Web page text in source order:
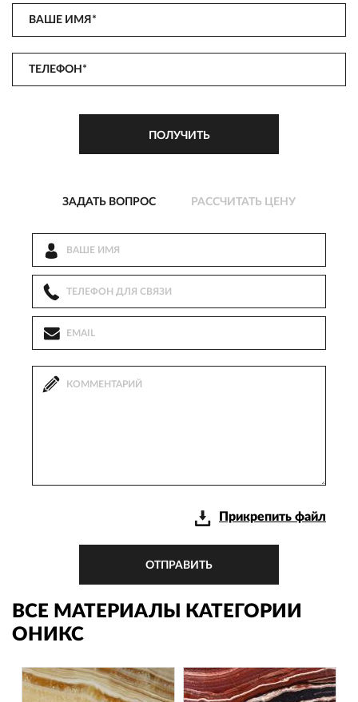
ЗАДАТЬ ВОПРОС РАССЧИТАТЬ ЦЕНУ
Прикрепить файл
ОТПРАВИТЬ
ВСЕ МАТЕРИАЛЫ КАТЕГОРИИ
ОНИКС